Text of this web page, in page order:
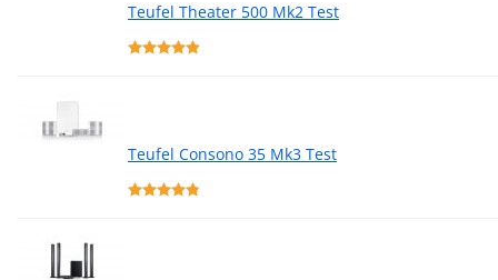
Teufel Theater 500 Mk2 Test
Teufel Consono 35 Mk3 Test